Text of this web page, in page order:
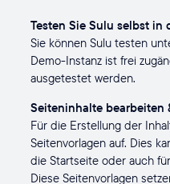
Testen Sie Sulu selbst in
Sie können Sulu testen
Demo-Instanz ist frei
ausgetestet werden.
Seiteninhalte bearbeiten
Für die Erstellung der
Seitenvorlagen auf. Dies
die Startseite oder auch
Diese Seitenvorlagen